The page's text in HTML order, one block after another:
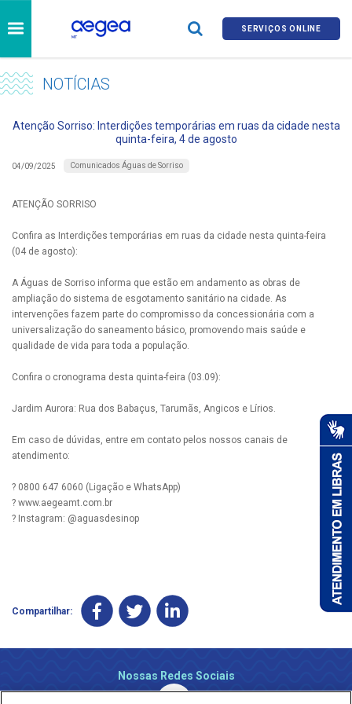
SERVIÇOS ONLINE
NOTÍCIAS
Atenção Sorriso: Interdições temporárias em ruas da cidade nesta
quinta-feira, 4 de agosto
04/09/2025 Comunicados Águas de Sorriso
ATENÇÃO SORRISO
Confira as Interdições temporárias em ruas da cidade nesta quinta-feira
(04 de agosto):
A Águas de Sorriso informa que estão em andamento as obras de
ampliação do sistema de esgotamento sanitário na cidade. As
intervenções fazem parte do compromisso da concessionária com a
universalização do saneamento básico, promovendo mais saúde e
qualidade de vida para toda a população.
Confira o cronograma desta quinta-feira (03.09):
Jardim Aurora: Rua dos Babaçus, Tarumãs, Angicos e Lírios.
Em caso de dúvidas, entre em contato pelos nossos canais de
atendimento:
? 0800 647 6060 (Ligação e WhatsApp)
? www.aegeamt.com.br
? Instagram: @aguasdesinop
Compartilhar:
Nossas Redes Sociais